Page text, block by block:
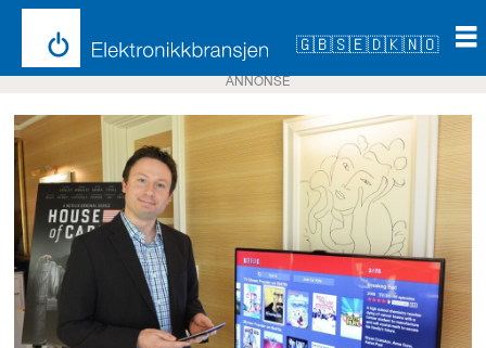
🇬🇧🇸🇪🇩🇰🇳🇴
ANNONSE